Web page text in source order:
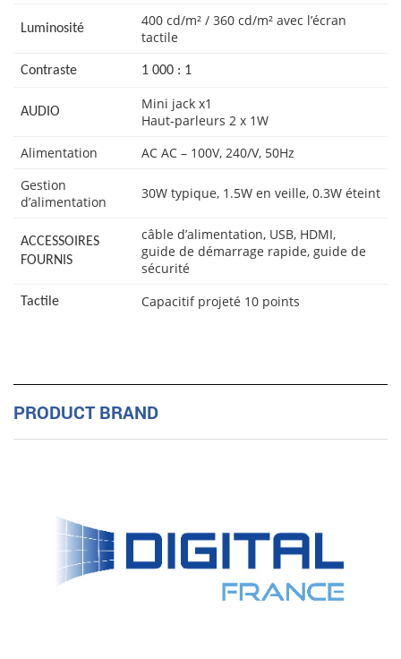
Luminosité
400 cd/m² / 360 cd/m² avec l’écran
tactile
Contraste 1 000 : 1
AUDIO
Mini jack x1
Haut-parleurs 2 x 1W
Alimentation
AC AC – 100V, 240/V, 50Hz
Gestion
d’alimentation
30W typique, 1.5W en veille, 0.3W éteint
ACCESSOIRES
FOURNIS
câble d’alimentation, USB, HDMI,
guide de démarrage rapide, guide de
sécurité
Tactile Capacitif projeté 10 points
PRODUCT BRAND